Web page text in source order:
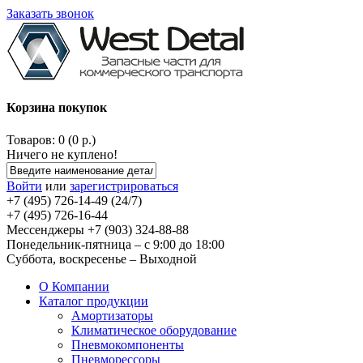
Заказать звонок
Корзина покупок
Товаров: 0 (0 р.)
Ничего не куплено!
Войти или зарегистрироваться
+7 (495) 726-14-49 (24/7)
+7 (495) 726-16-44
Мессенджеры +7 (903) 324-88-88
Понедельник-пятница – с 9:00 до 18:00
Суббота, воскресенье – Выходной
О Компании
Каталог продукции
Амортизаторы
Климатическое оборудование
Пневмокомпоненты
Пневморессоры